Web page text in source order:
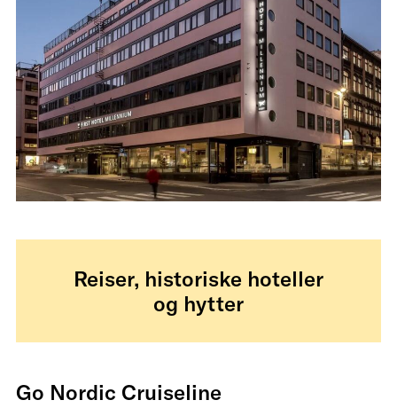
Reiser, historiske hoteller
og hytter
Go Nordic Cruiseline